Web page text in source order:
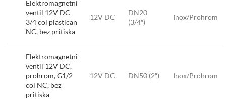
Elektromagnetni
ventil 12V DC
3/4 col plastican
NC, bez pritiska
12V DC
DN20
(3/4″)
Inox/Prohrom
Elektromagnetni
ventil 12V DC,
prohrom, G1/2
col NC, bez
pritiska
12V DC DN50 (2″) Inox/Prohrom